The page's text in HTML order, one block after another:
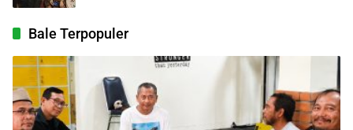
Bale Terpopuler